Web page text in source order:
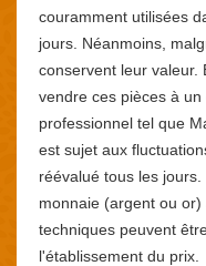
couramment utilisées
jours. Néanmoins,
conservent leur valeur.
vendre ces pièces à
professionnel tel que
est sujet aux
réévalué tous les
monnaie (argent ou
techniques peuvent
l'établissement du prix.